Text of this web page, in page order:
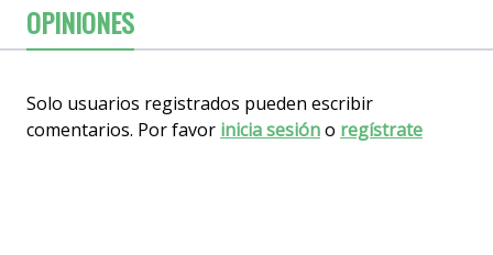
OPINIONES
Solo usuarios registrados pueden escribir
comentarios. Por favor inicia sesióno regístrate